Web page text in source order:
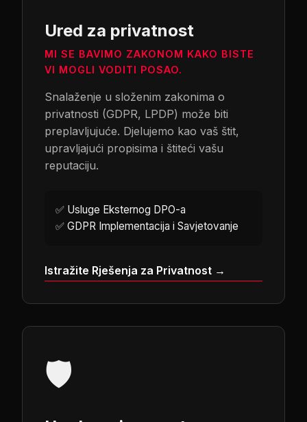
Ured za privatnost
MI SE BAVIMO ZAKONOM KAKO BISTE
VI MOGLI VODITI POSAO.
Snalaženje u složenim zakonima o
privatnosti (GDPR, LPDP) može biti
preplavljujuće. Djelujemo kao vaš štit,
upravljajući propisima i štiteći vašu
reputaciju.
✅ Usluge Eksternog DPO-a
✅ GDPR Implementacija i Savjetovanje
Istražite Rješenja za Privatnost →
🛡️